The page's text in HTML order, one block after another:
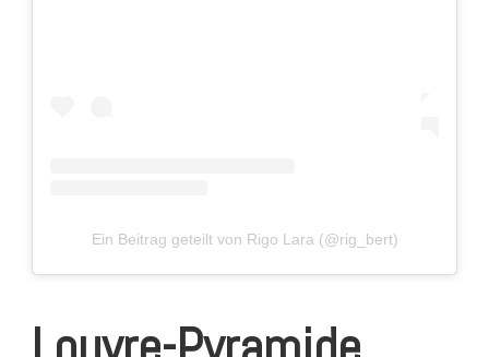
Ein Beitrag geteilt von Rigo Lara (@rig_bert)